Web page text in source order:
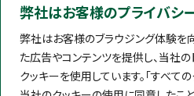
弊社はお客様のプライバシ
弊社はお客様のブラウジング体験を
た広告やコンテンツを提供し、当社
クッキーを使用しています。「すべて